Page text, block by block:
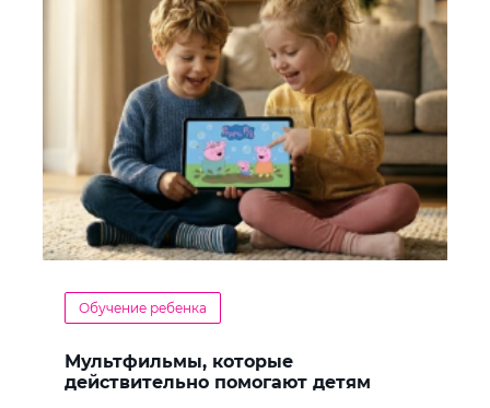
Обучение ребенка
Мультфильмы, которые
действительно помогают детям